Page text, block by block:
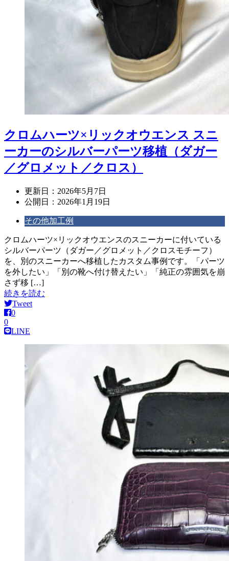
クロムハーツ×リックオウエンス スニ
ーカーのシルバーパーツ移植（ダガー
／グロメット／クロス）
更新日： 2026年5月7日
公開日： 2026年1月19日
その他加工例
クロムハーツ×リックオウエンスのスニーカーに付いている
シルバーパーツ（ダガー／グロメット／クロスモチーフ）
を、別のスニーカーへ移植したカスタム事例です。「パーツ
を外したい」「別の靴へ付け替えたい」「純正の雰囲気を崩
さず移 […]
続きを読む
Tweet
0
0
LINE